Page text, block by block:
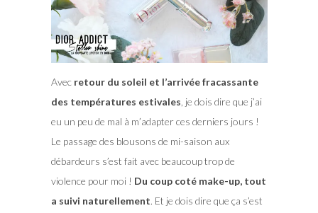
Avecretour du soleil et l’arrivée fracassante
des températures estivales , je dois dire que j’ai
eu un peu de mal à m’adapter ces derniers jours !
Le passage des blousons de mi-saison aux
débardeurs s’est fait avec beaucoup trop de
violence pour moi ! Du coup coté make-up, tout
a suivi naturellement. Et je dois dire que ça s’est